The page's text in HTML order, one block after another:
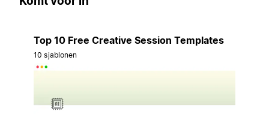
Top 10 Free Creative Session Templates
10 sjablonen